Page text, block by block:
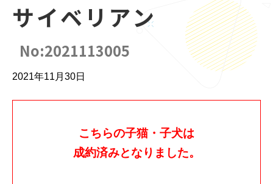
サイベリアン
No:2021113005
2021年11月30日
こちらの子猫・子犬は
成約済みとなりました。